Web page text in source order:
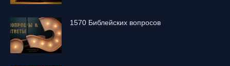
1570 Библейских вопросов